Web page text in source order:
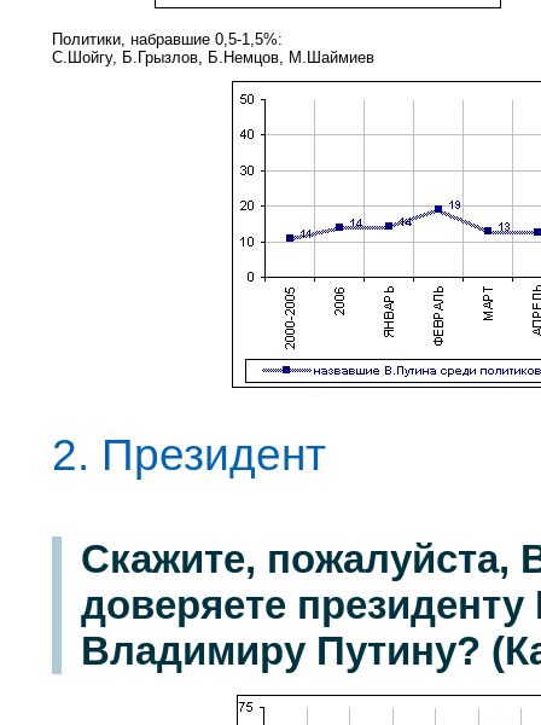
Политики, набравшие 0,5-1,5%:
С.Шойгу, Б.Грызлов, Б.Немцов, М.Шаймиев
2. Президент
Скажите, пожалуйста,
доверяете
Владимиру Путину?